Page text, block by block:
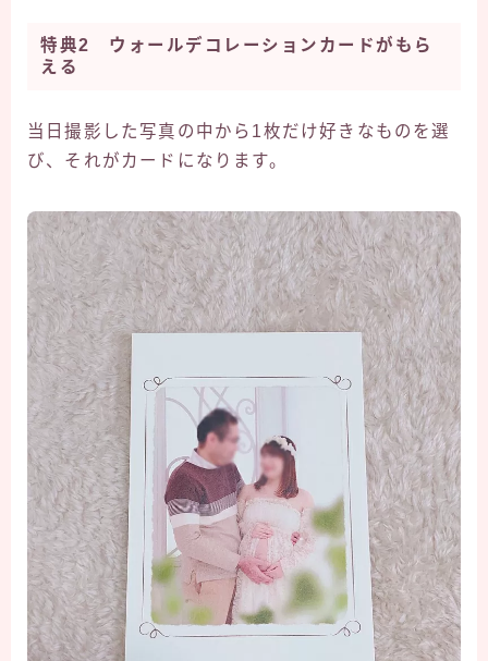
特典2 ウォールデコレーションカードがもら
える
当日撮影した写真の中から1枚だけ好きなものを選
び、それがカードになります。